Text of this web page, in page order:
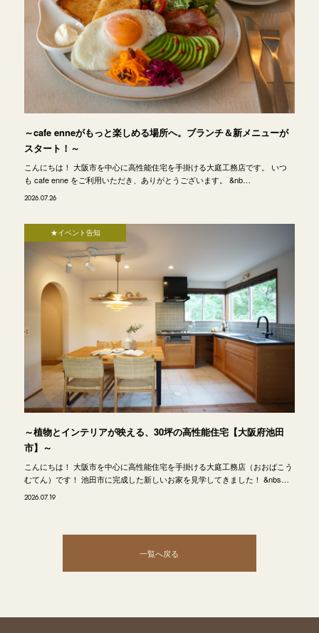
～cafe enneがもっと楽しめる場所へ。ブランチ＆新メニューが
スタート！～
こんにちは！ 大阪市を中心に高性能住宅を手掛ける大庭工務店です。 いつ
も cafe enne をご利用いただき、ありがとうございます。 &nb…
2026.07.26
★イベント告知
～植物とインテリアが映える、30坪の高性能住宅【大阪府池田
市】～
こんにちは！ 大阪市を中心に高性能住宅を手掛ける大庭工務店（おおばこう
むてん）です！ 池田市に完成した新しいお家を見学してきました！ &nbs…
2026.07.19
一覧へ戻る